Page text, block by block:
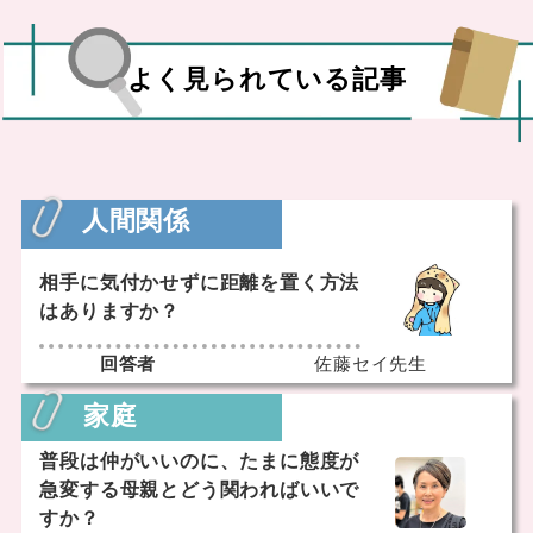
よく見られている記事
人間関係
相手に気付かせずに距離を置く方法
はありますか？
回答者 佐藤セイ先生
家庭
普段は仲がいいのに、たまに態度が
急変する母親とどう関わればいいで
すか？